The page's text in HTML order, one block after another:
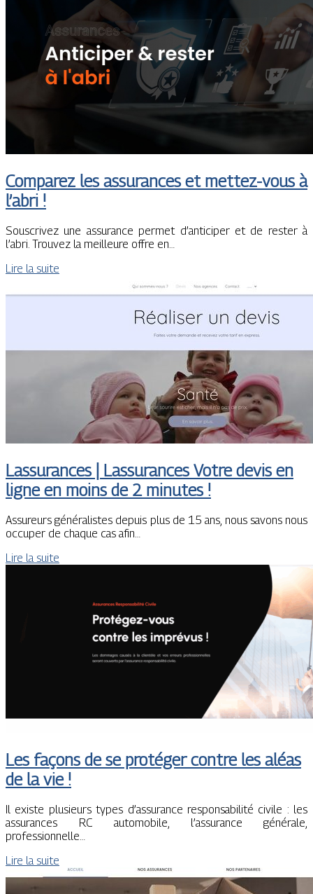
Comparez les assurances et mettez-vous à
l’abri !
Souscrivez une assurance permet d’anticiper et de rester à
l’abri. Trouvez la meilleure offre en…
Lire la suite
Lassurances | Lassurances Votre devis en
ligne en moins de 2 minutes !
Assureurs généralistes depuis plus de 15 ans, nous savons nous
occuper de chaque cas afin…
Lire la suite
Les façons de se protéger contre les aléas
de la vie !
Il existe plusieurs types d’assurance responsabilité civile : les
assurances RC automobile, l’assurance générale,
professionnelle…
Lire la suite